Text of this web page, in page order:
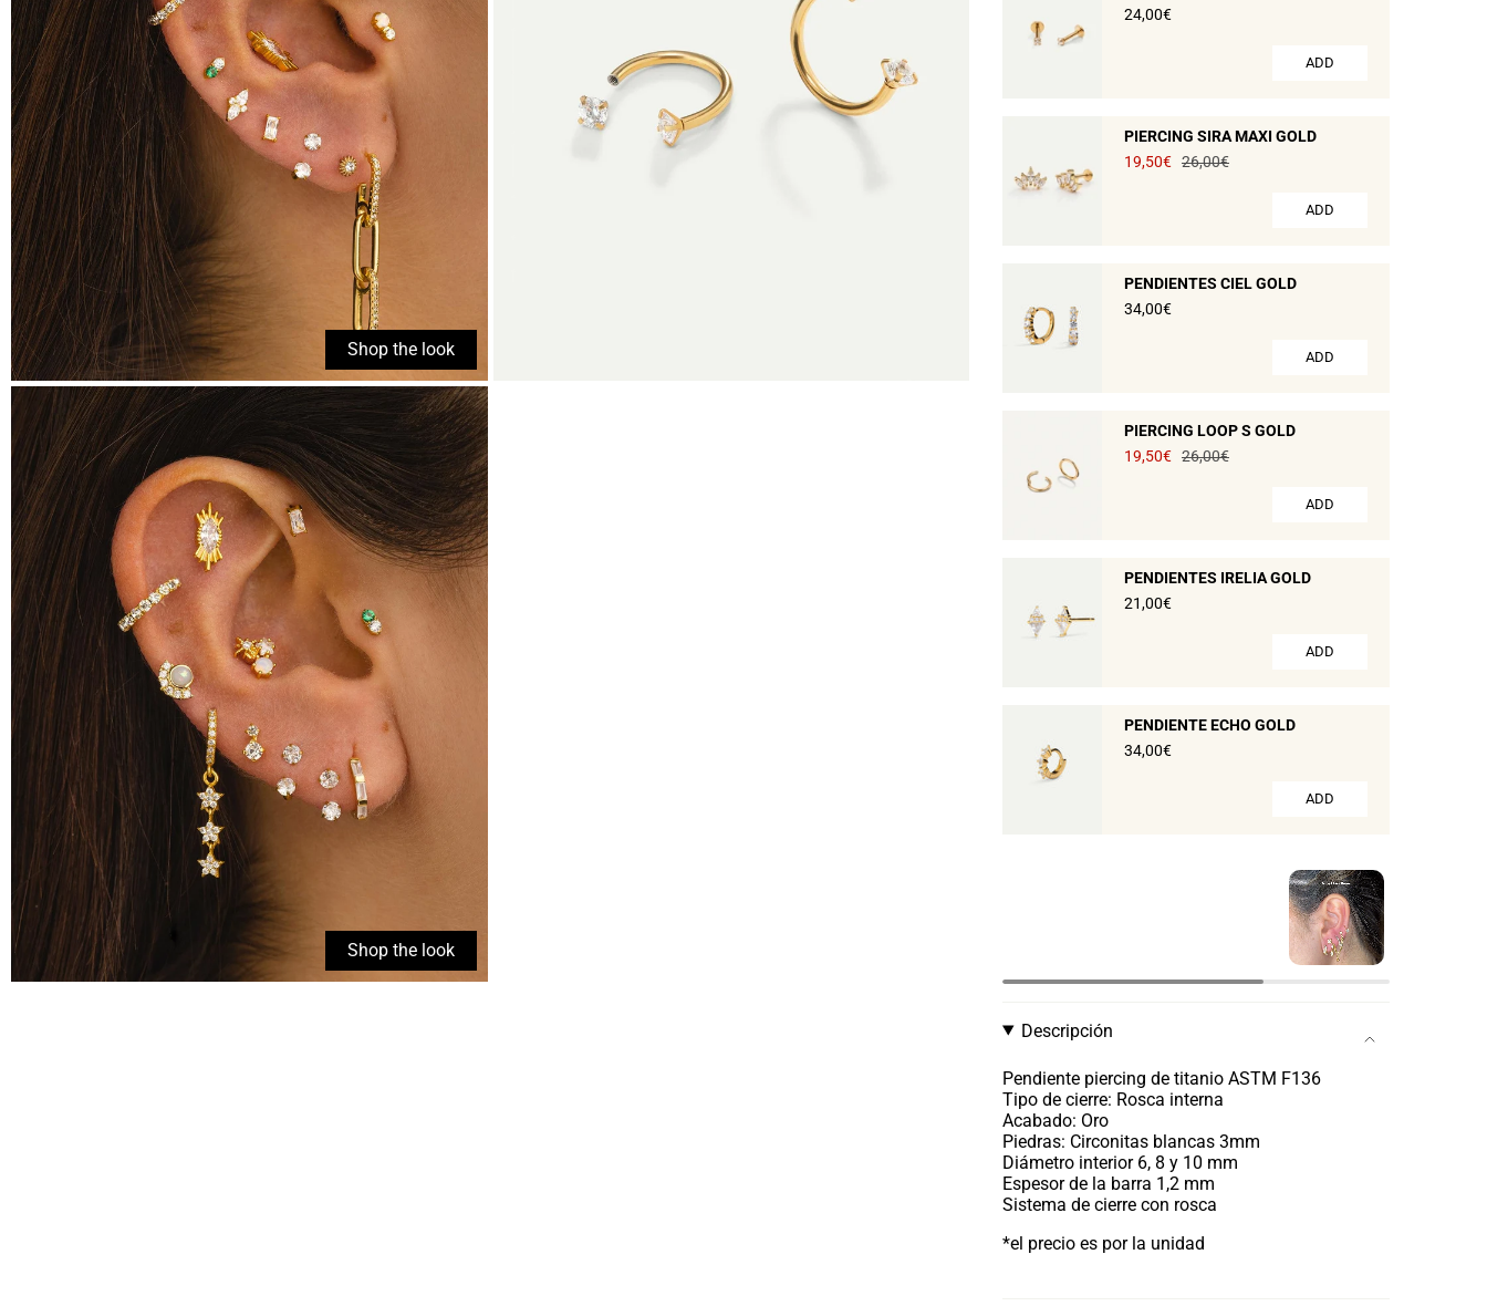
Shop the look
Shop the look
24,00€
ADD
PIERCING SIRA MAXI GOLD
19,50€ 26,00€
ADD
PENDIENTES CIEL GOLD
34,00€
ADD
PIERCING LOOP S GOLD
19,50€ 26,00€
ADD
PENDIENTES IRELIA GOLD
21,00€
ADD
PENDIENTE ECHO GOLD
34,00€
ADD
Descripción
Pendiente piercing de titanio ASTM F136
Tipo de cierre: Rosca interna
Acabado: Oro
Piedras: Circonitas blancas 3mm
Diámetro interior 6, 8 y 10 mm
Espesor de la barra 1,2 mm
Sistema de cierre con rosca
*el precio es por la unidad